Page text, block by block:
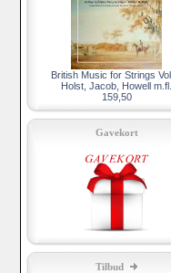
British Music for Strings Vol
Holst, Jacob, Howell m.fl.
159,50
Gavekort
Tilbud